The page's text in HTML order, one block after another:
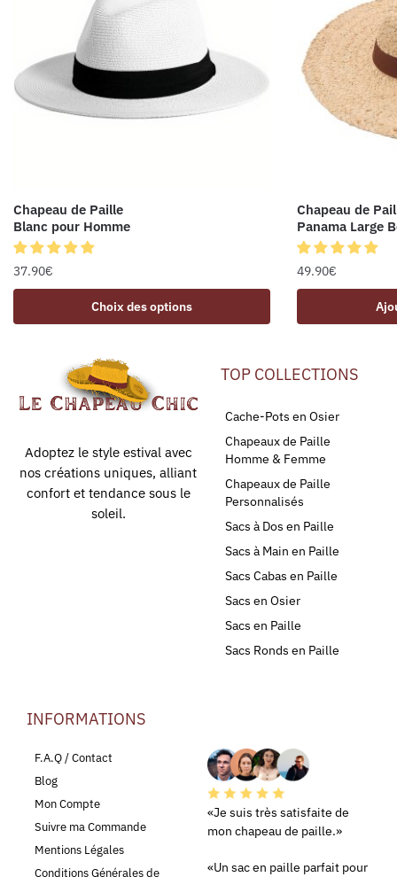
Chapeau de Paille
Blanc pour Homme
37.90€
Choix des options
Chapeau de
Panama Large
49.90€
Adoptez le style estival avec
nos créations uniques, alliant
confort et tendance sous le
soleil.
TOP COLLECTIONS
Cache-Pots en Osier
Chapeaux de Paille
Homme & Femme
Chapeaux de Paille
Personnalisés
Sacs à Dos en Paille
Sacs à Main en Paille
Sacs Cabas en Paille
Sacs en Osier
Sacs en Paille
Sacs Ronds en Paille
INFORMATIONS
F.A.Q / Contact
Blog
Mon Compte
Suivre ma Commande
Mentions Légales
Conditions Générales de
«Je suis très satisfaite de
mon chapeau de paille.»
«Un sac en paille parfait pour